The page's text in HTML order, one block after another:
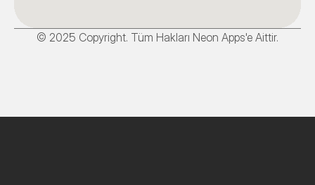
© 2025 Copyright. Tüm Hakları Neon Apps'e Aittir.